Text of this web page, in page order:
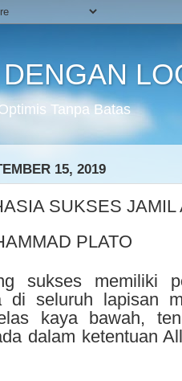
Tanpa Batas
15, 2019
SUKSES JAMIL
PLATO
sukses memiliki
di seluruh lapisan
kaya bawah,
dalam ketentuan